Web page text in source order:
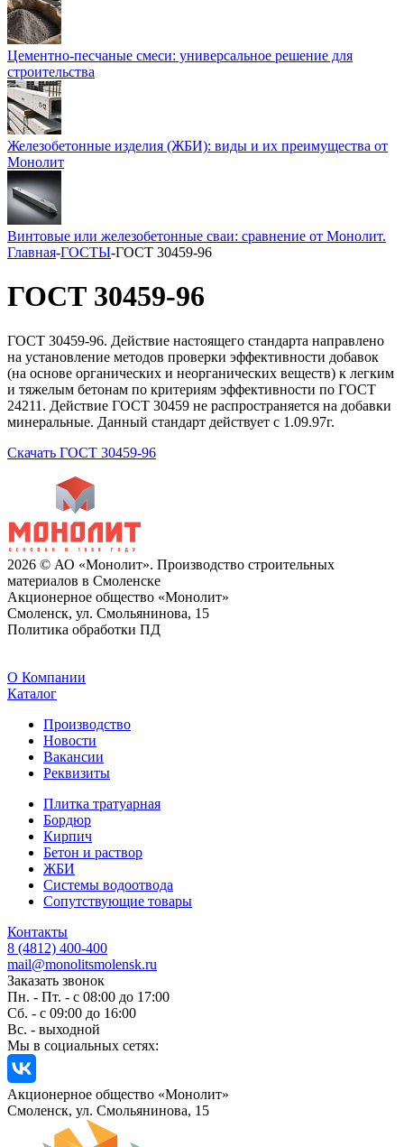
Цементно-песчаные смеси: универсальное решение для
строительства
Железобетонные изделия (ЖБИ): виды и их преимущества от
Монолит
Винтовые или железобетонные сваи: сравнение от Монолит.
Главная-ГОСТЫ-ГОСТ 30459-96
ГОСТ 30459-96
ГОСТ 30459-96. Действие настоящего стандарта направлено
на установление методов проверки эффективности добавок
(на основе органических и неорганических веществ) к легким
и тяжелым бетонам по критериям эффективности по ГОСТ
24211. Действие ГОСТ 30459 не распространяется на добавки
минеральные. Данный стандарт действует с 1.09.97г.
Скачать ГОСТ 30459-96
2026 © АО «Монолит». Производство строительных
материалов в Смоленске
Акционерное общество «Монолит»
Смоленск, ул. Смольянинова, 15
Политика обработки ПД
O Компании
Каталог
Производство
Новости
Вакансии
Реквизиты
Плитка тратуарная
Бордюр
Кирпич
Бетон и раствор
ЖБИ
Системы водоотвода
Сопутствующие товары
Контакты
8 (4812) 400-400
mail@monolitsmolensk.ru
Заказать звонок
Пн. - Пт. - с 08:00 до 17:00
Сб. - с 09:00 до 16:00
Вс. - выходной
Мы в социальных сетях:
Акционерное общество «Монолит»
Смоленск, ул. Смольянинова, 15